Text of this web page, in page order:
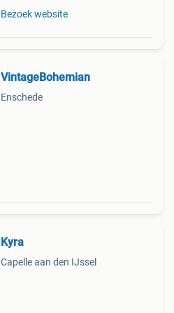
Bezoek website
VintageBohemian
Enschede
Kyra
Capelle aan den IJssel